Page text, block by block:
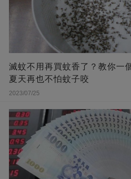
滅蚊不用再買蚊香了？教你一
夏天再也不怕蚊子咬
2023/07/25